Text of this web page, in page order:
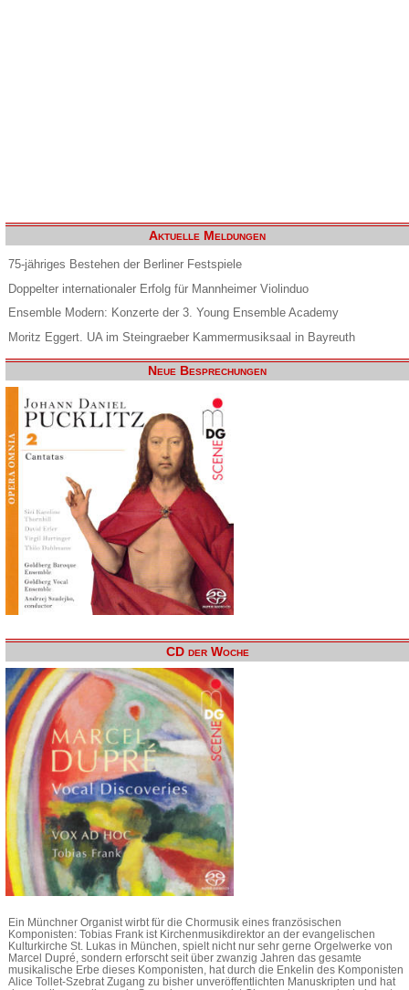
Aktuelle Meldungen
75-jähriges Bestehen der Berliner Festspiele
Doppelter internationaler Erfolg für Mannheimer Violinduo
Ensemble Modern: Konzerte der 3. Young Ensemble Academy
Moritz Eggert. UA im Steingraeber Kammermusiksaal in Bayreuth
Neue Besprechungen
CD der Woche
Ein Münchner Organist wirbt für die Chormusik eines französischen
Komponisten: Tobias Frank ist Kirchenmusikdirektor an der evangelischen
Kulturkirche St. Lukas in München, spielt nicht nur sehr gerne Orgelwerke von
Marcel Dupré, sondern erforscht seit über zwanzig Jahren das gesamte
musikalische Erbe dieses Komponisten, hat durch die Enkelin des Komponisten
Alice Tollet-Szebrat Zugang zu bisher unveröffentlichten Manuskripten und hat